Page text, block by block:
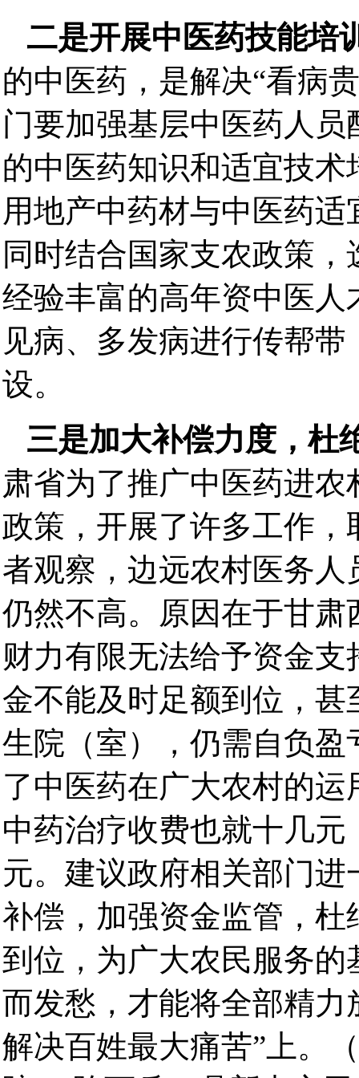
二是开展中医药技能培
的中医药，是解决“看病
门要加强基层中医药人
的中医药知识和适宜技
用地产中药材与中医药
同时结合国家支农政策
经验丰富的高年资中医
见病、多发病进行传帮
设。
三是加大补偿力度，杜
肃省为了推广中医药进
政策，开展了许多工作
者观察，边远农村医务
仍然不高。原因在于甘
财力有限无法给予资金
金不能及时足额到位，
生院（室），仍需自负
了中医药在广大农村的
中药治疗收费也就十几
元。建议政府相关部门
补偿，加强资金监管，
到位，为广大农民服务
而发愁，才能将全部精
解决百姓最大痛苦”上。